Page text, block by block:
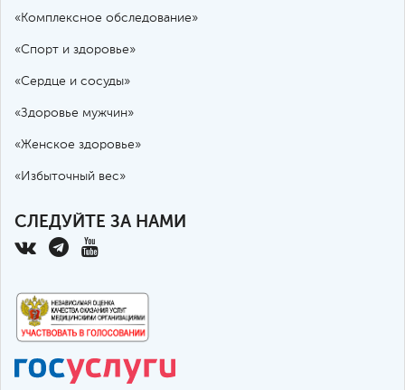
«Комплексное обследование»
«Спорт и здоровье»
«Сердце и сосуды»
«Здоровье мужчин»
«Женское здоровье»
«Избыточный вес»
СЛЕДУЙТЕ ЗА НАМИ